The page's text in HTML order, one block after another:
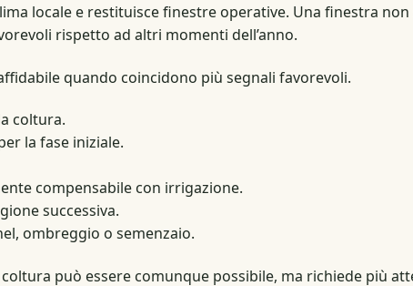
locale e restituisce finestre operative. Una finestra
rispetto ad altri momenti dell’anno.
quando coincidono più segnali favorevoli.
coltura.
la fase iniziale.
compensabile con irrigazione.
successiva.
ombreggio o semenzaio.
può essere comunque possibile, ma richiede più